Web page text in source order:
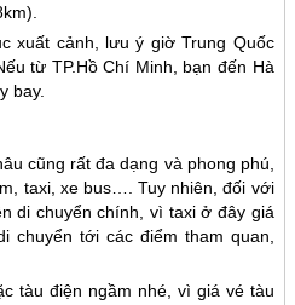
xuất cảnh, lưu ý giờTrung Quốc
từ TP.Hồ Chí Minh, bạn đến Hà
bay.
cũng rất đa dạng và phong phú,
taxi, xe bus…. Tuy nhiên, đối với
di chuyển chính, vì taxi ở đây giá
chuyển tới các điểm tham quan,
tàu điện ngầm nhé, vì giá vé tàu